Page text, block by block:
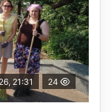
21:31 24